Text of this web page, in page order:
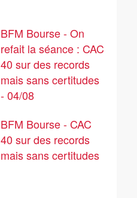
BFM Bourse - On
refait la séance : CAC
40 sur des records
mais sans certitudes
- 04/08
BFM Bourse - CAC
40 sur des records
mais sans certitudes